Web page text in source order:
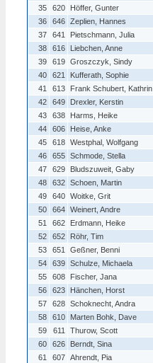
35
620 Höffer, Gunter
36
646 Zeplien, Hannes
37
641 Pietschmann, Julia
38
616 Liebchen, Anne
39
619 Groszczyk, Sindy
40
621 Kufferath, Sophie
41
613 Frank Schubert, Kathrin
42
649 Drexler, Kerstin
43
638 Harms, Heike
44
606 Heise, Anke
45
618 Westphal, Wolfgang
46
655 Schmode, Stella
47
629 Bludszuweit, Gaby
48
632 Schoen, Martin
49
640 Woitke, Grit
50
664 Weinert, Andre
51
662 Erdmann, Heike
52
652 Röhr, Tim
53
651 Geßner, Benni
54
639 Schulze, Michaela
55
608 Fischer, Jana
56
623 Hänchen, Horst
57
628 Schoknecht, Andra
58
610 Marten Bohk, Dave
59
611 Thurow, Scott
60
626 Berndt, Sina
61
607 Ahrendt, Pia